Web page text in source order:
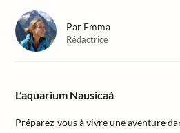
L'aquarium Nausicaá
Préparez-vous à vivre une aventure
Par Emma
Rédactrice